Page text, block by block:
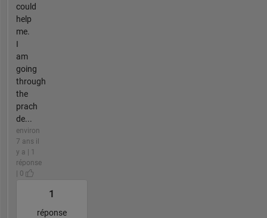
could
help
me.
I
am
going
through
the
prach
de...
environ
7 ans il
y a | 1
réponse
| 0
1
réponse